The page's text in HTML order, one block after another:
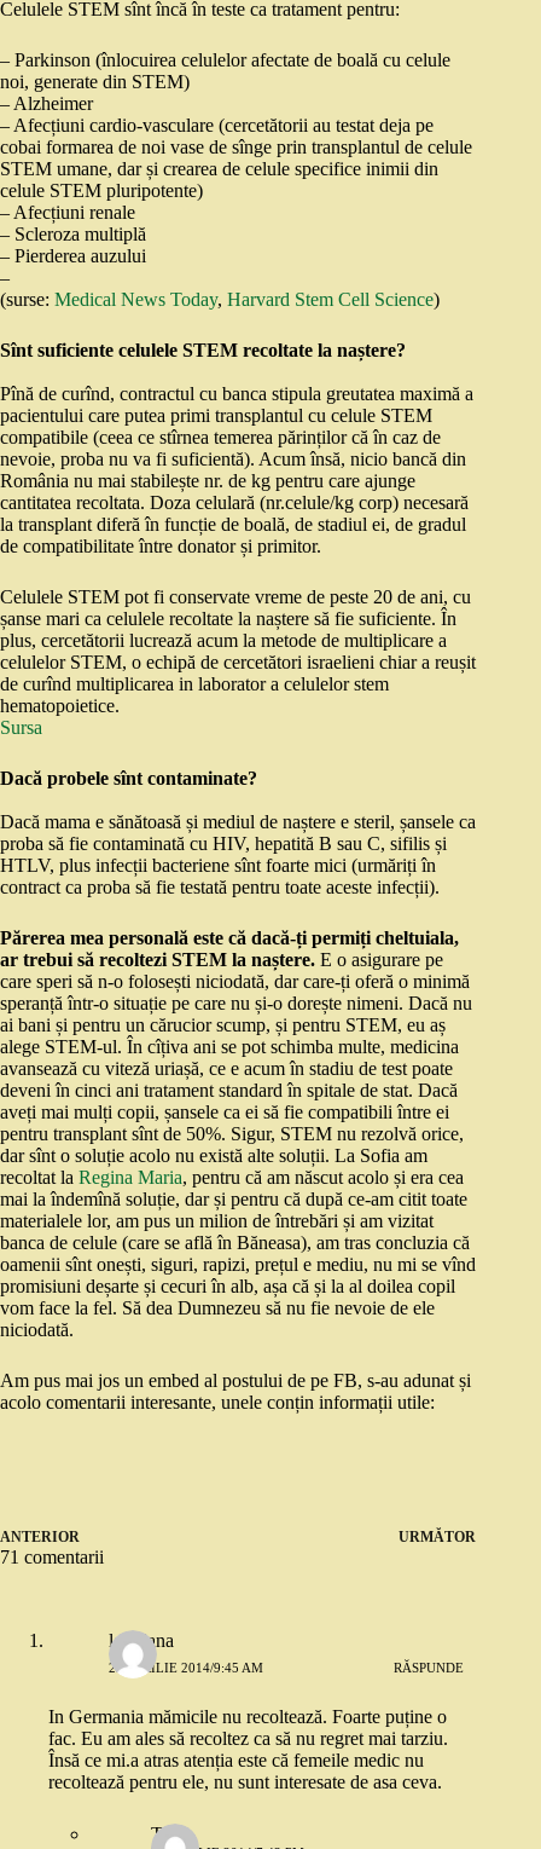
Celulele STEM sînt încă în teste ca tratament pentru:
– Parkinson (înlocuirea celulelor afectate de boală cu celule
noi, generate din STEM)
– Alzheimer
– Afecțiuni cardio-vasculare (cercetătorii au testat deja pe
cobai formarea de noi vase de sînge prin transplantul de celule
STEM umane, dar și crearea de celule specifice inimii din
celule STEM pluripotente)
– Afecțiuni renale
– Scleroza multiplă
– Pierderea auzului
–
(surse: Medical News Today, Harvard Stem Cell Science)
Sînt suficiente celulele STEM recoltate la naștere?
Pînă de curînd, contractul cu banca stipula greutatea maximă a
pacientului care putea primi transplantul cu celule STEM
compatibile (ceea ce stîrnea temerea părinților că în caz de
nevoie, proba nu va fi suficientă). Acum însă, nicio bancă din
România nu mai stabilește nr. de kg pentru care ajunge
cantitatea recoltata. Doza celulară (nr.celule/kg corp) necesară
la transplant diferă în funcție de boală, de stadiul ei, de gradul
de compatibilitate între donator și primitor.
Celulele STEM pot fi conservate vreme de peste 20 de ani, cu
șanse mari ca celulele recoltate la naștere să fie suficiente. În
plus, cercetătorii lucrează acum la metode de multiplicare a
celulelor STEM, o echipă de cercetători israelieni chiar a reușit
de curînd multiplicarea in laborator a celulelor stem
hematopoietice.
Sursa
Dacă probele sînt contaminate?
Dacă mama e sănătoasă și mediul de naștere e steril, șansele ca
proba să fie contaminată cu HIV, hepatită B sau C, sifilis și
HTLV, plus infecții bacteriene sînt foarte mici (urmăriți în
contract ca proba să fie testată pentru toate aceste infecții).
Părerea mea personală este că dacă-ți permiți cheltuiala,
ar trebui să recoltezi STEM la naștere. E o asigurare pe
care speri să n-o folosești niciodată, dar care-ți oferă o minimă
speranță într-o situație pe care nu și-o dorește nimeni. Dacă nu
ai bani și pentru un cărucior scump, și pentru STEM, eu aș
alege STEM-ul. În cîțiva ani se pot schimba multe, medicina
avansează cu viteză uriașă, ce e acum în stadiu de test poate
deveni în cinci ani tratament standard în spitale de stat. Dacă
aveți mai mulți copii, șansele ca ei să fie compatibili între ei
pentru transplant sînt de 50%. Sigur, STEM nu rezolvă orice,
dar sînt o soluție acolo nu există alte soluții. La Sofia am
recoltat la Regina Maria, pentru că am născut acolo și era cea
mai la îndemînă soluție, dar și pentru că după ce-am citit toate
materialele lor, am pus un milion de întrebări și am vizitat
banca de celule (care se află în Băneasa), am tras concluzia că
oamenii sînt onești, siguri, rapizi, prețul e mediu, nu mi se vînd
promisiuni deșarte și cecuri în alb, așa că și la al doilea copil
vom face la fel. Să dea Dumnezeu să nu fie nevoie de ele
niciodată.
Am pus mai jos un embed al postului de pe FB, s-au adunat și
acolo comentarii interesante, unele conțin informații utile:
ANTERIOR URMĂTOR
71 comentarii
loredana
29 APRILIE 2014/9:45 AM RĂSPUNDE
In Germania mămicile nu recoltează. Foarte puține o
fac. Eu am ales să recoltez ca să nu regret mai tarziu.
Însă ce mi.a atras atenția este că femeile medic nu
recoltează pentru ele, nu sunt interesate de asa ceva.
Titi